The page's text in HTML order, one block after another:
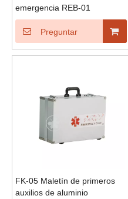
emergencia REB-01
Preguntar
FK-05 Maletín de primeros
auxilios de aluminio